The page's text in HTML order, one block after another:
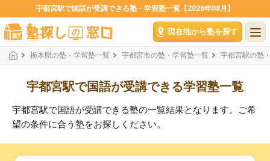
宇都宮駅で国語が受講できる塾・学習塾一覧【2026年08月】
現在地から塾を探す
栃木県の塾・学習塾一覧 宇都宮市の塾・学習塾一覧 宇都宮駅の塾
宇都宮駅で国語が受講できる学習塾一覧
宇都宮駅で国語が受講できる塾の一覧結果となります。ご希
望の条件に合う塾をお探しください。